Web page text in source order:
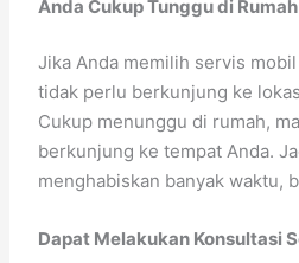
Anda Cukup Tunggu di Rumah
Jika Anda memilih servis
tidak perlu berkunjung ke
Cukup menunggu di rumah,
berkunjung ke tempat Anda.
menghabiskan banyak waktu,
Dapat Melakukan Konsultasi